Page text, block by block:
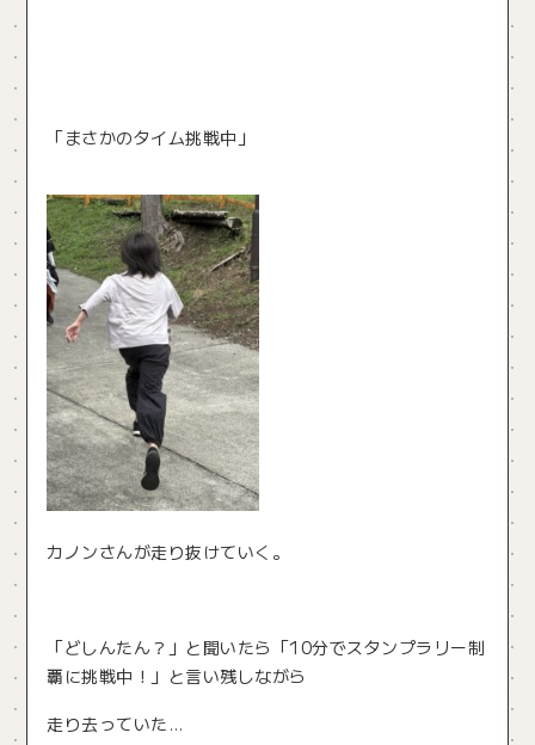
「まさかのタイム挑戦中」
カノンさんが走り抜けていく。
「どしんたん？」と聞いたら「10分でスタンプラリー制
覇に挑戦中！」と言い残しながら
走り去っていた…